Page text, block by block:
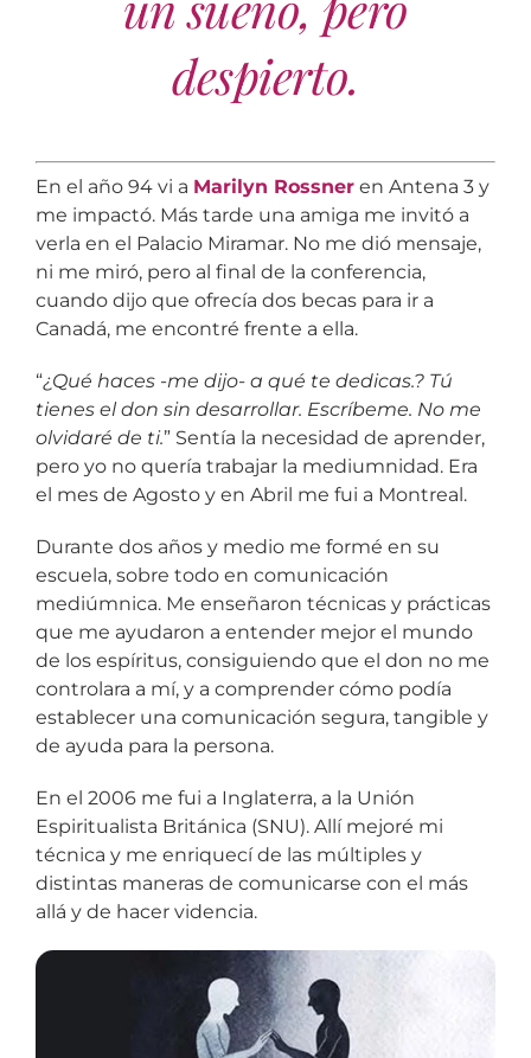
despierto.
En el año 94 vi a Marilyn Rossner en Antena 3 y
me impactó. Más tarde una amiga me invitó a
verla en el Palacio Miramar. No me dió mensaje,
ni me miró, pero al final de la conferencia,
cuando dijo que ofrecía dos becas para ir a
Canadá, me encontré frente a ella.
“¿Qué haces -me dijo- a qué te dedicas.? Tú
tienes el don sin desarrollar. Escríbeme. No me
olvidaré de ti.” Sentía la necesidad de aprender,
pero yo no quería trabajar la mediumnidad. Era
el mes de Agosto y en Abril me fui a Montreal.
Durante dos años y medio me formé en su
escuela, sobre todo en comunicación
mediúmnica. Me enseñaron técnicas y prácticas
que me ayudaron a entender mejor el mundo
de los espíritus, consiguiendo que el don no me
controlara a mí, y a comprender cómo podía
establecer una comunicación segura, tangible y
de ayuda para la persona.
En el 2006 me fui a Inglaterra, a la Unión
Espiritualista Británica (SNU). Allí mejoré mi
técnica y me enriquecí de las múltiples y
distintas maneras de comunicarse con el más
allá y de hacer videncia.